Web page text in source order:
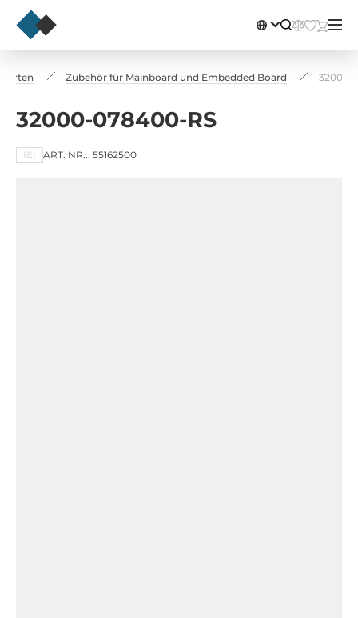
Zubehör für Mainboard und Embedded Board 32000-
32000-078400-RS
IEI ART. NR.:: 55162500